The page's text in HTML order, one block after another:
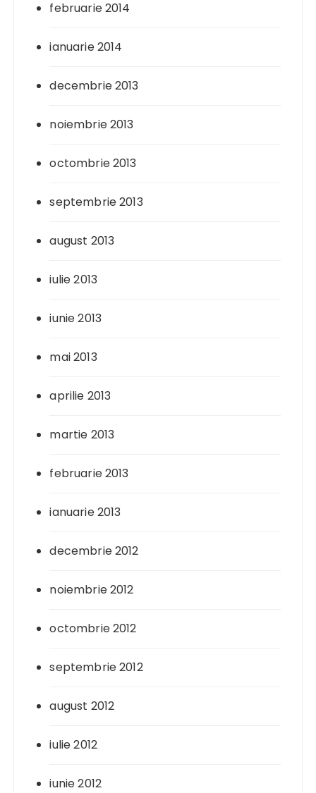
februarie 2014
ianuarie 2014
decembrie 2013
noiembrie 2013
octombrie 2013
septembrie 2013
august 2013
iulie 2013
iunie 2013
mai 2013
aprilie 2013
martie 2013
februarie 2013
ianuarie 2013
decembrie 2012
noiembrie 2012
octombrie 2012
septembrie 2012
august 2012
iulie 2012
iunie 2012